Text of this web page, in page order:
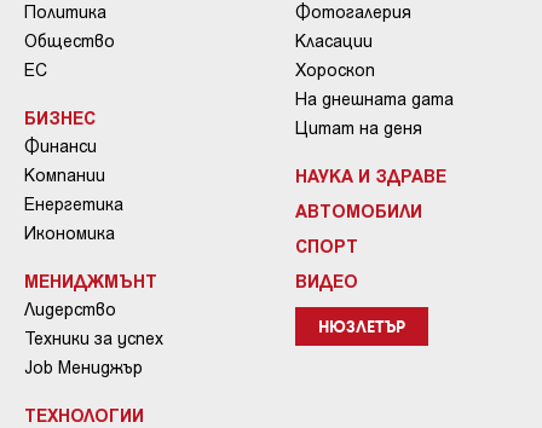
Политика
Общество
ЕС
БИЗНЕС
Финанси
Компании
Енергетика
Икономика
МЕНИДЖМЪНТ
Лидерство
Техники за успех
Job Мениджър
ТЕХНОЛОГИИ
Фотогалерия
Класации
Хороскоп
На днешната дата
Цитат на деня
НАУКА И ЗДРАВЕ
АВТОМОБИЛИ
СПОРТ
ВИДЕО
НЮЗЛЕТЪР